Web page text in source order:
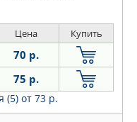
Цена Купить
70 р.
75 р.
(5) от 73 р.